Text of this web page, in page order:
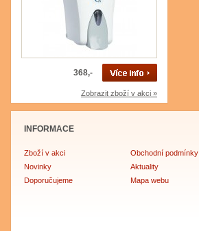
368,-
Zobrazit zboží v akci »
INFORMACE
Zboží v akci
Novinky
Doporučujeme
Obchodní podmínky
Aktuality
Mapa webu